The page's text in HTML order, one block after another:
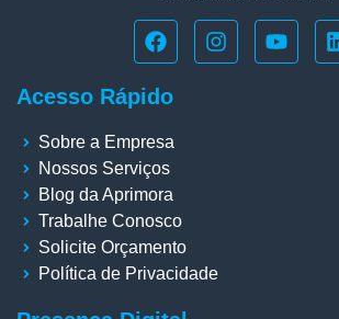
Acesso Rápido
Sobre a Empresa
Nossos Serviços
Blog da Aprimora
Trabalhe Conosco
Solicite Orçamento
Política de Privacidade